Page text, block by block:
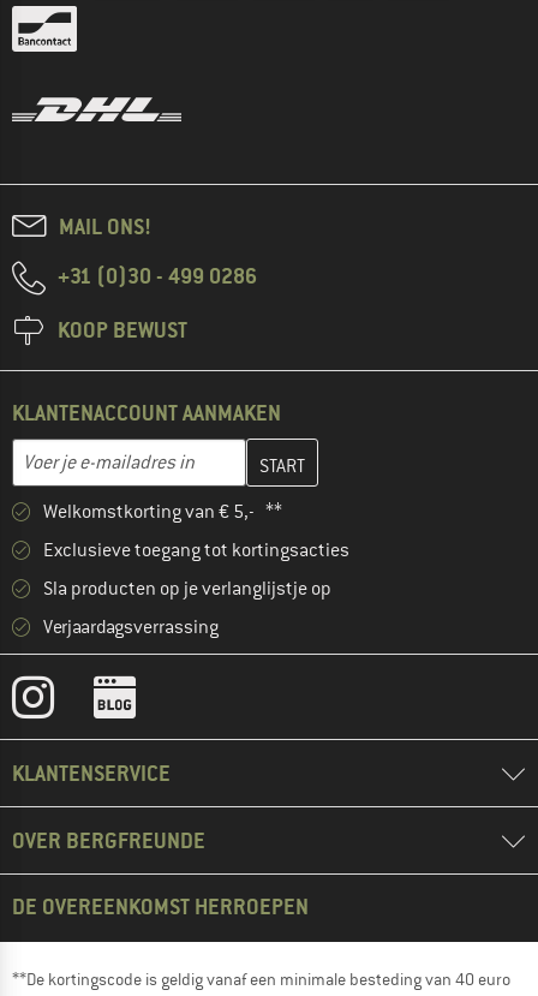
MAIL ONS!
+31 (0)30 - 499 0286
KOOP BEWUST
KLANTENACCOUNT AANMAKEN
E-mailadres
Vul je e-mailadres hier in en maak in de volgende stap je
Welkomstkorting van € 5,- **
Exclusieve toegang tot kortingsacties
Sla producten op je verlanglijstje op
Verjaardagsverrassing
KLANTENSERVICE
OVER BERGFREUNDE
DE OVEREENKOMST HERROEPEN
**De kortingscode is geldig vanaf een minimale besteding van 40 euro